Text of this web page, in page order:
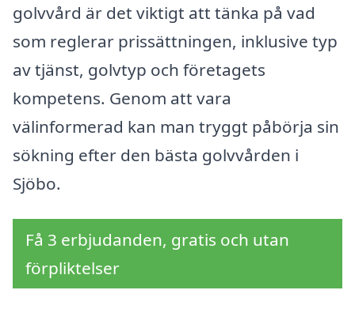
golvvård är det viktigt att tänka på vad
som reglerar prissättningen, inklusive typ
av tjänst, golvtyp och företagets
kompetens. Genom att vara
välinformerad kan man tryggt påbörja sin
sökning efter den bästa golvvården i
Sjöbo.
Få 3 erbjudanden, gratis och utan
förpliktelser